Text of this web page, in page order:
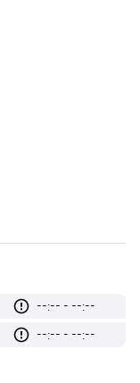
--:-- - --:--
--:-- - --:--